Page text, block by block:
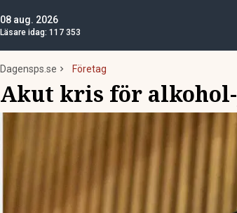
08 aug. 2026
Läsare idag: 117 353
Dagensps.se Företag
Akut kris för